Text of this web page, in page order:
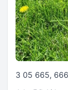
3 05 665, 666